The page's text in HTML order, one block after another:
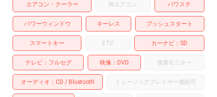
エアコン・クーラー Wエアコン パワステ
パワーウィンドウ キーレス プッシュスタート
スマートキー ETC カーナビ SD
テレビ フルセグ 映像 DVD 後席モニター
オーディオ CD Bluetooth ミュージックプレイヤー接続可